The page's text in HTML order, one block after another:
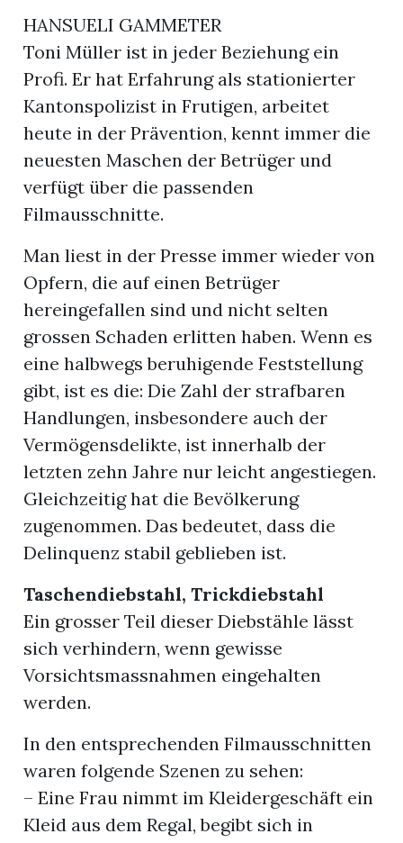
HANSUELI GAMMETER
Toni Müller ist in jeder Beziehung ein
Profi. Er hat Erfahrung als stationierter
Kantonspolizist in Frutigen, arbeitet
heute in der Prävention, kennt immer die
neuesten Maschen der Betrüger und
verfügt über die passenden
Filmausschnitte.
Man liest in der Presse immer wieder von
Opfern, die auf einen Betrüger
hereingefallen sind und nicht selten
grossen Schaden erlitten haben. Wenn es
eine halbwegs beruhigende Feststellung
gibt, ist es die: Die Zahl der strafbaren
Handlungen, insbesondere auch der
Vermögensdelikte, ist innerhalb der
letzten zehn Jahre nur leicht angestiegen.
Gleichzeitig hat die Bevölkerung
zugenommen. Das bedeutet, dass die
Delinquenz stabil geblieben ist.
Taschendiebstahl, Trickdiebstahl
Ein grosser Teil dieser Diebstähle lässt
sich verhindern, wenn gewisse
Vorsichtsmassnahmen eingehalten
werden.
In den entsprechenden Filmausschnitten
waren folgende Szenen zu sehen:
– Eine Frau nimmt im Kleidergeschäft ein
Kleid aus dem Regal, begibt sich in